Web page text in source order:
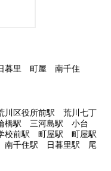
暮里 町屋 南千住
区役所前駅 荒川七丁
橋駅 三河島駅 小台
校前駅 町屋駅 町屋駅
南千住駅 日暮里駅 尾